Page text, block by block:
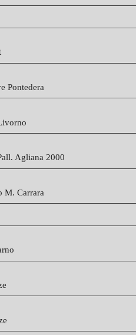
Pontedera
Agliana 2000
M. Carrara